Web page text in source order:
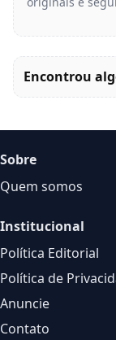
Encontrou
Sobre
Quem somos
Institucional
Política Editorial
Política de
Anuncie
Contato